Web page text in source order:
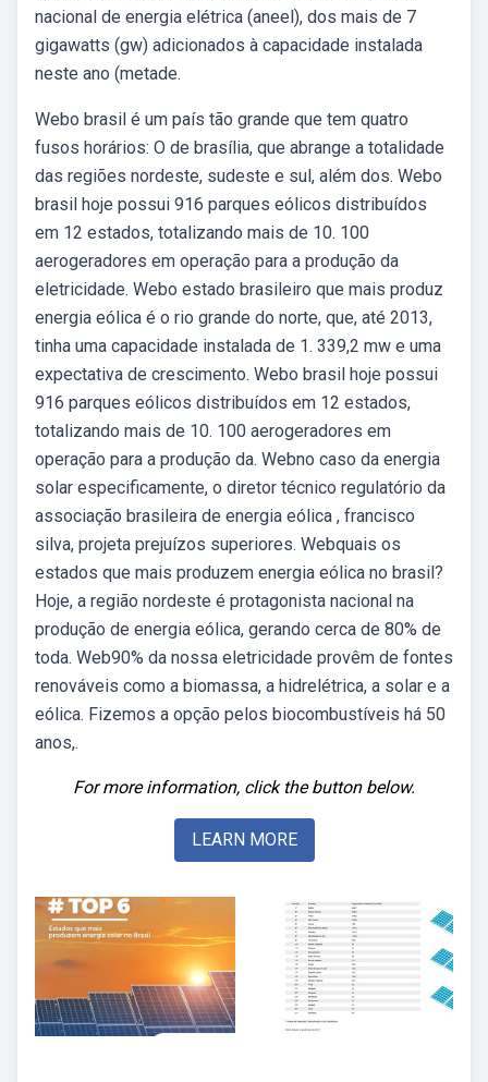
nacional de energia elétrica (aneel), dos mais de 7
gigawatts (gw) adicionados à capacidade instalada
neste ano (metade.
Webo brasil é um país tão grande que tem quatro
fusos horários: O de brasília, que abrange a totalidade
das regiões nordeste, sudeste e sul, além dos. Webo
brasil hoje possui 916 parques eólicos distribuídos
em 12 estados, totalizando mais de 10. 100
aerogeradores em operação para a produção da
eletricidade. Webo estado brasileiro que mais produz
energia eólica é o rio grande do norte, que, até 2013,
tinha uma capacidade instalada de 1. 339,2 mw e uma
expectativa de crescimento. Webo brasil hoje possui
916 parques eólicos distribuídos em 12 estados,
totalizando mais de 10. 100 aerogeradores em
operação para a produção da. Webno caso da energia
solar especificamente, o diretor técnico regulatório da
associação brasileira de energia eólica , francisco
silva, projeta prejuízos superiores. Webquais os
estados que mais produzem energia eólica no brasil?
Hoje, a região nordeste é protagonista nacional na
produção de energia eólica, gerando cerca de 80% de
toda. Web90% da nossa eletricidade provêm de fontes
renováveis como a biomassa, a hidrelétrica, a solar e a
eólica. Fizemos a opção pelos biocombustíveis há 50
anos,.
For more information, click the button below.
LEARN MORE